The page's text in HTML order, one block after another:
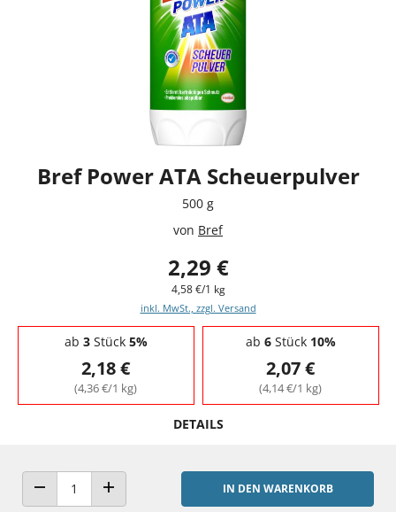
Bref Power ATA Scheuerpulver
500 g
von Bref
2,29 €
4,58 €/1 kg
inkl. MwSt., zzgl. Versand
Staffelpreise - Mengenrabatt
ab 3Stück 5%
2,18 €
(4,36 €/1 kg)
ab 6Stück 10%
2,07 €
(4,14 €/1 kg)
DETAILS
ANZAHL VERRINGERNANZAHL ERHÖHEN
IN DEN WARENKORB